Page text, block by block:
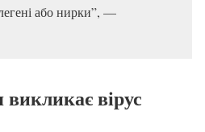
або нирки”, —
вірус